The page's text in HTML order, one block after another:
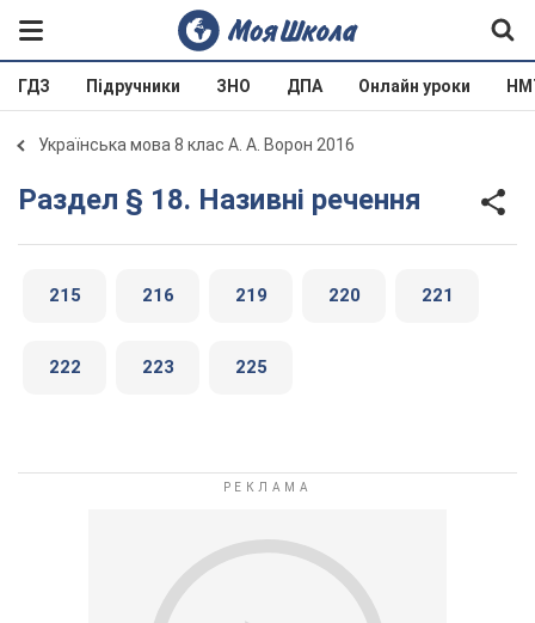
ГДЗ Підручники ЗНО ДПА Онлайн уроки
Українська мова 8 клас А. А. Ворон 2016
Раздел § 18. Називні речення
215 216 219 220 221
222 223 225